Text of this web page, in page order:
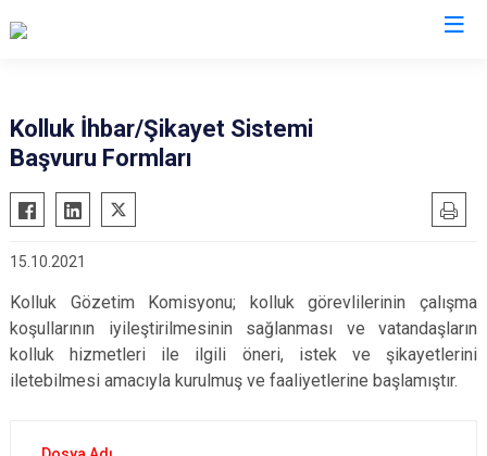
Kolluk İhbar/Şikayet Sistemi
Başvuru Formları
15.10.2021
Kolluk Gözetim Komisyonu; kolluk görevlilerinin çalışma
koşullarının iyileştirilmesinin sağlanması ve vatandaşların
kolluk hizmetleri ile ilgili öneri, istek ve şikayetlerini
iletebilmesi amacıyla kurulmuş ve faaliyetlerine başlamıştır.